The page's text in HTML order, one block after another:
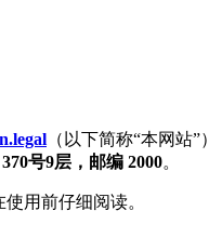
（以下简称“本网站
号9层，邮编 2000。
用前仔细阅读。